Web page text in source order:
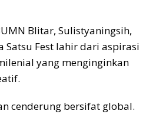
Blitar, Sulistyaningsih,
Satsu Fest lahir dari aspirasi
yang menginginkan
cenderung bersifat global.